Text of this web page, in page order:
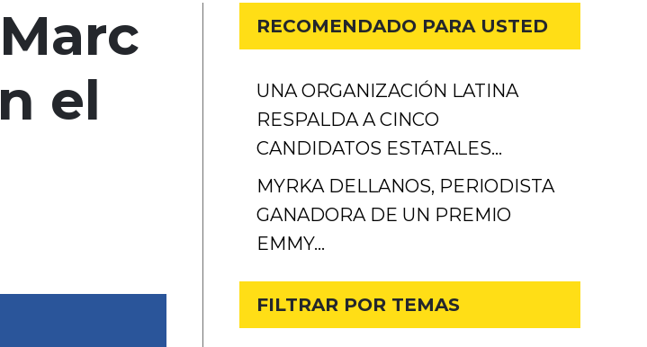
el
RECOMENDADO PARA USTED
UNA ORGANIZACIÓN LATINA
RESPALDA A CINCO
CANDIDATOS ESTATALES…
MYRKA DELLANOS, PERIODISTA
GANADORA DE UN PREMIO
EMMY…
FILTRAR POR TEMAS